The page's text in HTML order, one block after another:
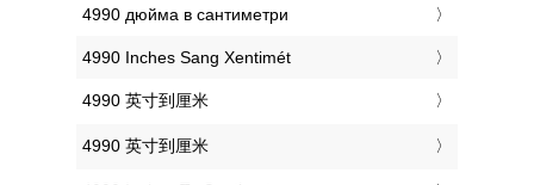
‎4990 дюйма в сантиметри
‎4990 Inches Sang Xentimét
‎4990 英寸到厘米
‎4990 英寸到厘米